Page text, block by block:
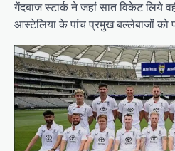
गेंदबाज स्टार्क ने जहां सात विकेट लिये
आस्टेलिया के पांच प्रमुख बल्लेबाजों को